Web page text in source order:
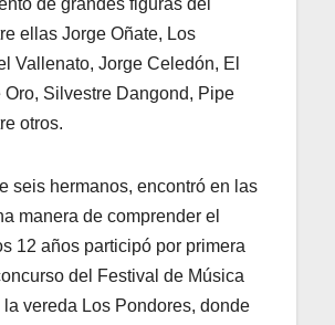
de grandes figuras del
ellas Jorge Oñate, Los
Vallenato, Jorge Celedón, El
Oro, Silvestre Dangond, Pipe
otros.
seis hermanos, encontró en las
manera de comprender el
12 años participó por primera
del Festival de Música
la vereda Los Pondores, donde